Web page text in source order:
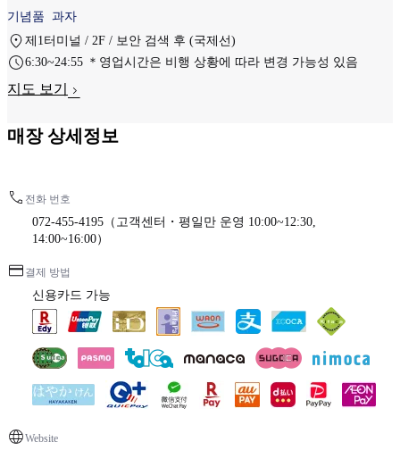
기념품 과자
제1터미널 / 2F / 보안 검색 후 (국제선)
6:30~24:55 ＊영업시간은 비행 상황에 따라 변경 가능성 있음
지도 보기
매장 상세정보
전화 번호
072-455-4195（고객센터・평일만 운영 10:00~12:30,
14:00~16:00）
결제 방법
신용카드 가능
Website